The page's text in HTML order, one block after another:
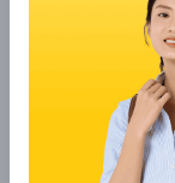
2.2 Mix sơ mi
Khi kết hợp quần
sẽ tạo nên một
sự cá tính và
Cách mix đồ này
eo thon gọn,
sexy, thu hút mọi